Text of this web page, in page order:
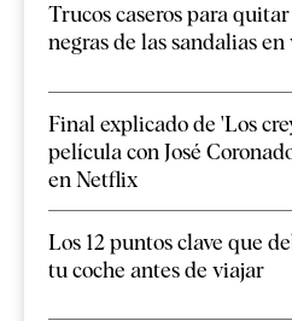
Trucos caseros para
negras de las sandalias en
Final explicado de 'Los
película con José
en Netflix
Los 12 puntos clave que
tu coche antes de viajar